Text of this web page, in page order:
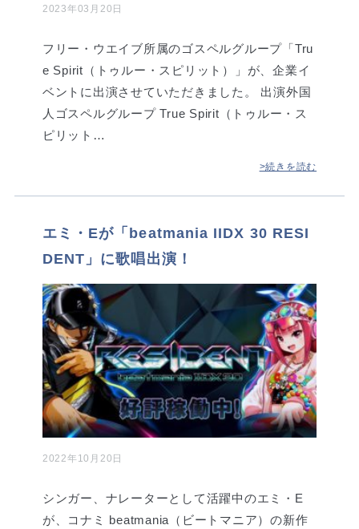
2023年03月20日
フリー・ウエイブ所属のゴスペルグループ「Tru
e Spirit（トゥルー・スピリット）」が、企業イ
ベントに出演させていただきました。 出演外国
人ゴスペルグループ True Spirit（トゥルー・ス
ピリット…
>続きを読む
エミ・Eが「beatmania IIDX 30 RESI
DENT」に歌唱出演！
2022年10月20日
シンガー、ナレーターとして活躍中のエミ・E
が、コナミ beatmania（ビートマニア）の新作